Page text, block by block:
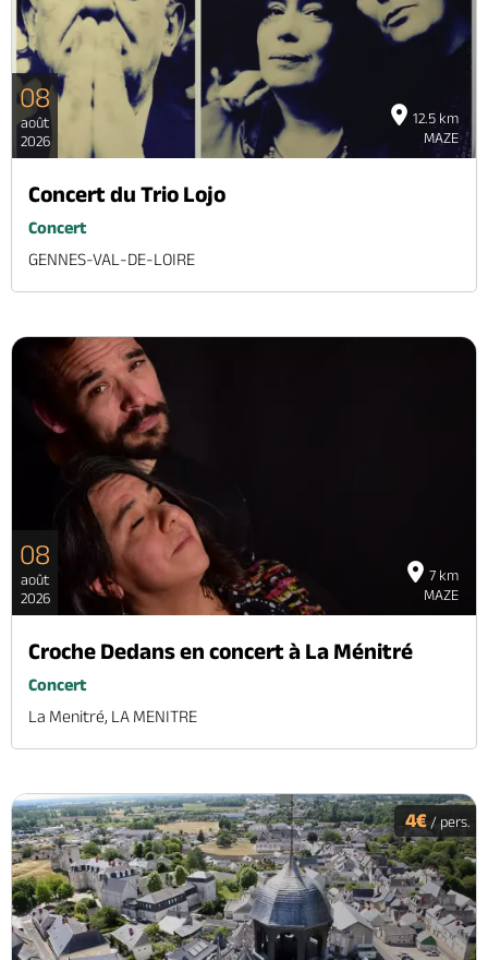
12.5 km
MAZE
08
août
2026
Concert du Trio Lojo
Concert
GENNES-VAL-DE-LOIRE
7 km
MAZE
08
août
2026
Croche Dedans en concert à La Ménitré
Concert
La Menitré, LA MENITRE
4€ / pers.